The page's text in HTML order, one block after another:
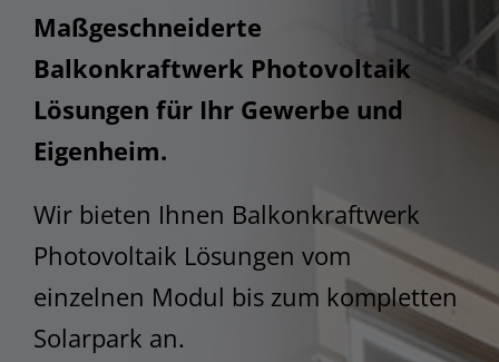
Whalesbot
Maßgeschneiderte
Balkonkraftwerk Photovoltaik
Lösungen für Ihr Gewerbe und
Eigenheim.
Wir bieten Ihnen Balkonkraftwerk
Photovoltaik Lösungen vom
einzelnen Modul bis zum kompletten
Solarpark an.